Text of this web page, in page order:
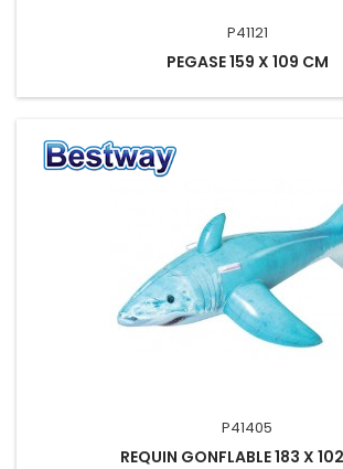
P41121
PEGASE 159 X 109 CM
P41405
REQUIN GONFLABLE 183 X